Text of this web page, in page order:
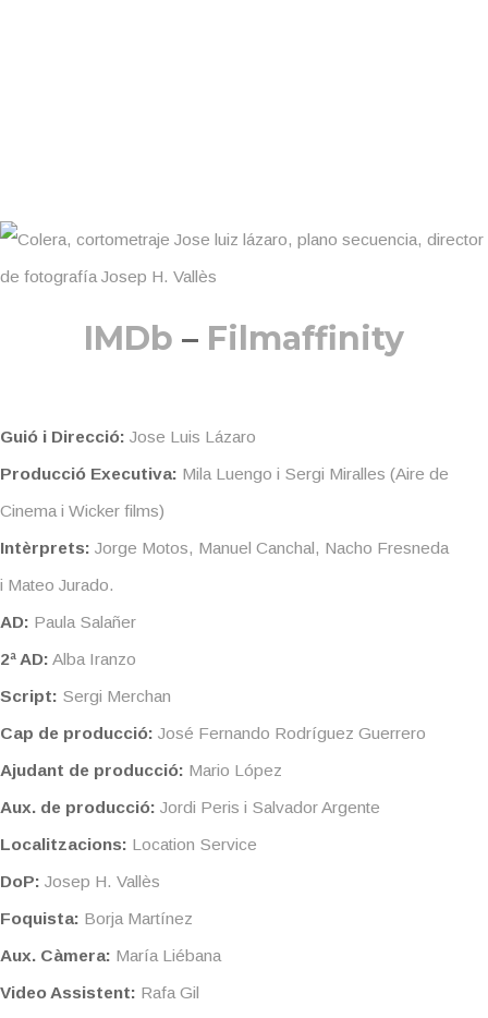
IMDb – Filmaffinity
Guió i Direcció: Jose Luis Lázaro
Producció Executiva: Mila Luengo i Sergi Miralles (Aire de
Cinema i Wicker films)
Intèrprets: Jorge Motos, Manuel Canchal, Nacho Fresneda
i Mateo Jurado.
AD: Paula Salañer
2ª AD: Alba Iranzo
Script: Sergi Merchan
Cap de producció: José Fernando Rodríguez Guerrero
Ajudant de producció: Mario López
Aux. de producció: Jordi Peris i Salvador Argente
Localitzacions: Location Service
DoP: Josep H. Vallès
Foquista: Borja Martínez
Aux. Càmera: María Liébana
Video Assistent: Rafa Gil